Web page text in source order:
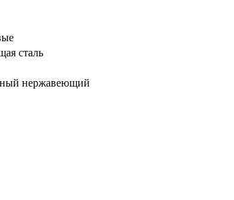
сталь
нержавеющий